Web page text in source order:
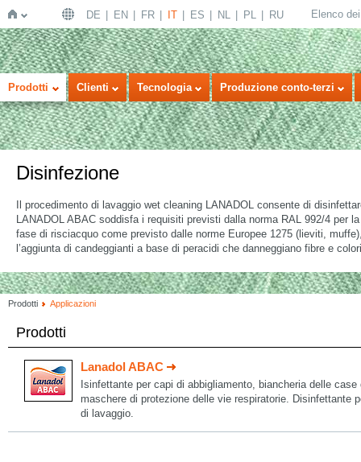
Home
DE EN FR IT ES NL PL RU Elenco
Prodotti Clienti Tecnologia Produzione conto-terzi
Disinfezione
Il procedimento di lavaggio wet cleaning LANADOL consente di
LANADOL ABAC soddisfa i requisiti previsti dalla norma RAL 992/4 per
fase di risciacquo come previsto dalle norme Europee 1275 (lieviti,
l’aggiunta di candeggianti a base di peracidi che danneggiano fibre e
Prodotti Applicazioni
Prodotti
Lanadol ABAC
Isinfettante per capi di abbigliamento, biancheria delle
maschere di protezione delle vie respiratorie. Disinfettante
di lavaggio.